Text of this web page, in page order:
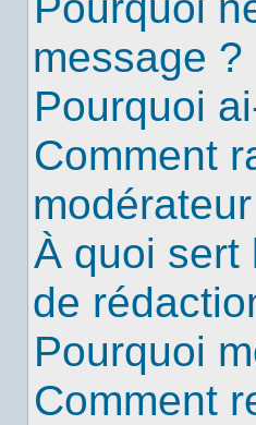
message ?
Pourquoi
Comment
À quoi sert
de
Pourquoi
Comment